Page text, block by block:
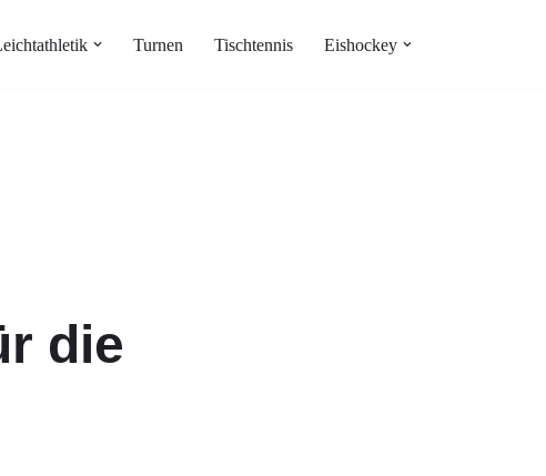
Turnen Tischtennis Eishockey
die